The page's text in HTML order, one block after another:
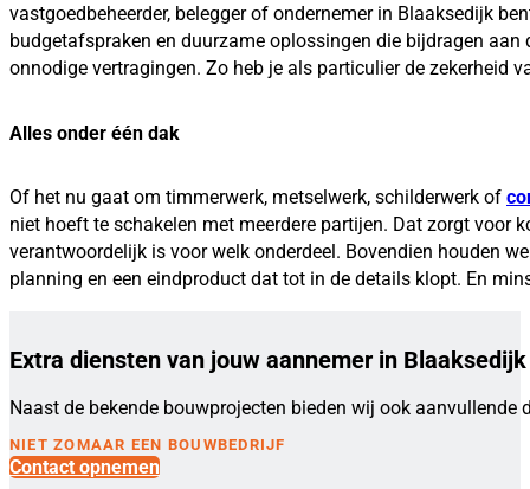
vastgoedbeheerder, belegger of ondernemer in Blaaksedijk
budgetafspraken en duurzame oplossingen die bijdragen
onnodige vertragingen. Zo heb je als particulier de zekerheid
Alles onder één dak
Of het nu gaat om timmerwerk, metselwerk, schilderwerk of
niet hoeft te schakelen met meerdere partijen. Dat zorgt voor
verantwoordelijk is voor welk onderdeel. Bovendien houden
planning en een eindproduct dat tot in de details klopt. En
Extra diensten van jouw aannemer in Blaaksedijk
Naast de bekende bouwprojecten bieden wij ook
NIET ZOMAAR EEN BOUWBEDRIJF
Contact opnemen